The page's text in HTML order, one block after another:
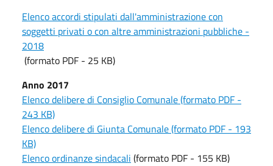
Elenco accordi stipulati dall'amministrazione con
soggetti privati o con altre amministrazioni pubbliche -
2018
(formato PDF - 25 KB)
Anno 2017
Elenco delibere di Consiglio Comunale (formato PDF -
243 KB)
Elenco delibere di Giunta Comunale (formato PDF - 193
KB)
Elenco ordinanze sindacali (formato PDF - 155 KB)